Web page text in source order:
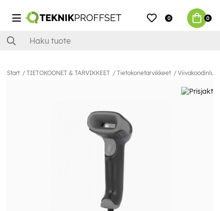
0 0
Start TIETOKOONET & TARVIKKEET Tietokonetarvikkeet